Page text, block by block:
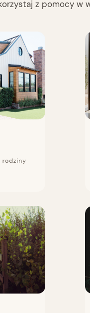
z pomocy w